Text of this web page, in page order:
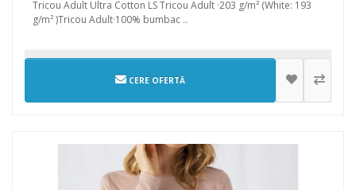
Tricou Adult Ultra Cotton LS Tricou Adult ·203 g/m² (White: 193
g/m² )Tricou Adult·100% bumbac ..
CERE OFERTĂ